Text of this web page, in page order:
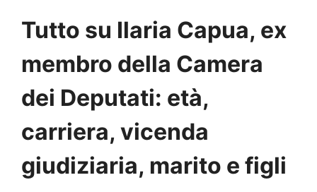
Tutto su Ilaria Capua, ex
membro della Camera
dei Deputati: età,
carriera, vicenda
giudiziaria, marito e figli